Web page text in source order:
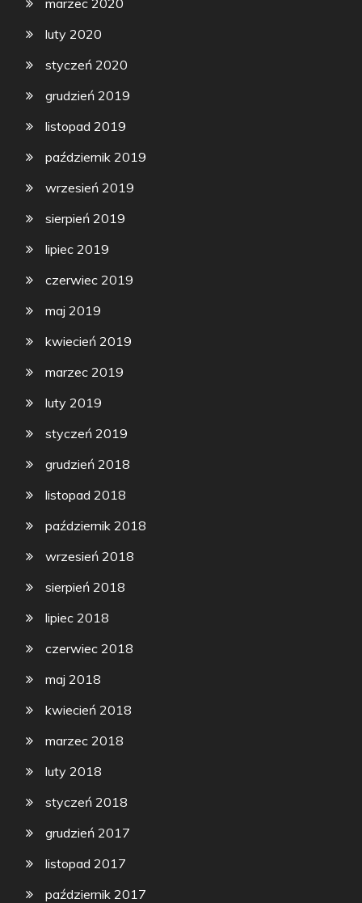
marzec 2020
luty 2020
styczeń 2020
grudzień 2019
listopad 2019
październik 2019
wrzesień 2019
sierpień 2019
lipiec 2019
czerwiec 2019
maj 2019
kwiecień 2019
marzec 2019
luty 2019
styczeń 2019
grudzień 2018
listopad 2018
październik 2018
wrzesień 2018
sierpień 2018
lipiec 2018
czerwiec 2018
maj 2018
kwiecień 2018
marzec 2018
luty 2018
styczeń 2018
grudzień 2017
listopad 2017
październik 2017